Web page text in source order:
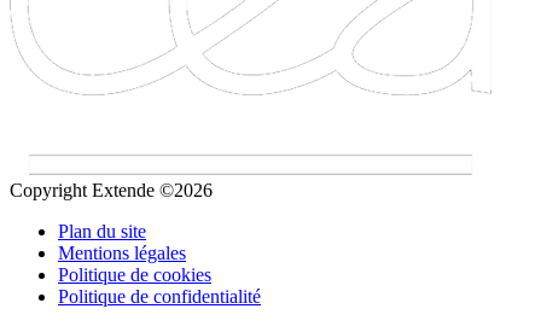
Copyright Extende ©2026
Plan du site
Mentions légales
Politique de cookies
Politique de confidentialité